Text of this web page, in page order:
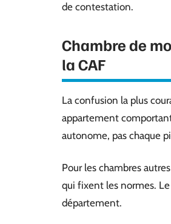
de contestation.
Chambre de
la CAF
La confusion la plus
appartement
autonome, pas chaque
Pour les chambres
qui fixent les normes.
département.